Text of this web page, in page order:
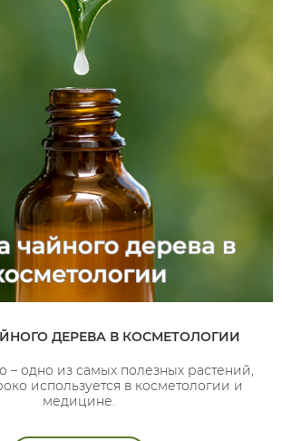
ДЕРЕВА В КОСМЕТОЛОГИИ
– одно из самых полезных растений,
используется в косметологии и
медицине.